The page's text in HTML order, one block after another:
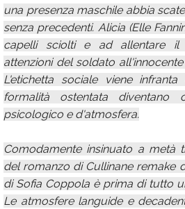
una presenza maschile abbia
senza precedenti. Alicia (Elle
capelli sciolti e ad allentare il
attenzioni del soldato all'innocente
L'etichetta sociale viene
formalità ostentata
psicologico e d'atmosfera.
Comodamente insinuato a metà
del romanzo di Cullinane remake
di Sofia Coppola è prima di tutto
Le atmosfere languide e